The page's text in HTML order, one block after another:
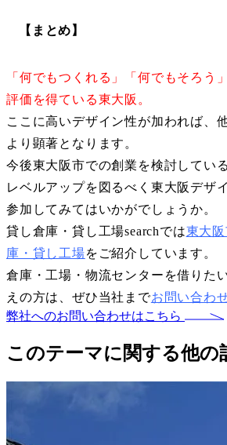
【まとめ】
「何でもつくれる」「何でもそろう
評価を得ている東大阪。
ここに高いデザイン性が加われば、
より顕著となります。
今後東大阪市での創業を検討してい
レベルアップを図るべく東大阪デザ
参加してみてはいかがでしょうか。
貸し倉庫・貸し工場searchでは東大
庫・貸し工場をご紹介しています。
倉庫・工場・物流センターを借りた
えの方は、ぜひ当社までお問い合わ
弊社へのお問い合わせはこちら
このテーマに関する他の